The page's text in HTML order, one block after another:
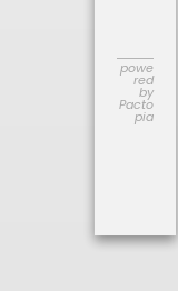
powe
red
by
Pacto
pia